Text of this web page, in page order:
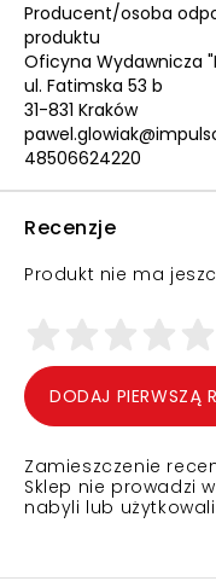
Producent/osoba
produktu
Oficyna Wydawnicza
ul. Fatimska 53 b
31-831 Kraków
48506624220
Recenzje
Produkt nie ma
DODAJ PIERWSZĄ
Zamieszczenie
Sklep nie prowadzi
nabyli lub